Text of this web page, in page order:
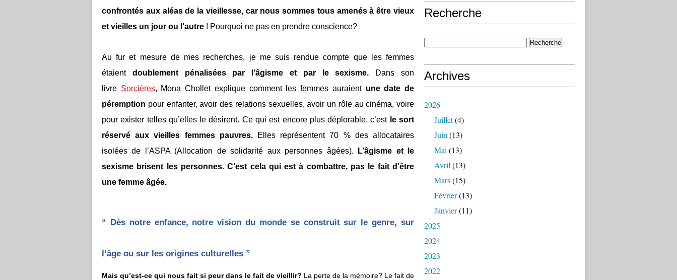
confrontés aux aléas de la vieillesse, car nous sommes tous amenés à être vieux
et vieilles un jour ou l'autre ! Pourquoi ne pas en prendre conscience?
Au fur et mesure de mes recherches, je me suis rendue compte que les femmes
étaient doublement pénalisées par l’âgisme et par le sexisme. Dans son
livre Sorcières, Mona Chollet explique comment les femmes auraient une date de
péremption pour enfanter, avoir des relations sexuelles, avoir un rôle au cinéma, voire
pour exister telles qu’elles le désirent. Ce qui est encore plus déplorable, c’est le sort
réservé aux vieilles femmes pauvres.Elles représentent 70 % des allocataires
isolées de l’ASPA (Allocation de solidarité aux personnes âgées).
L’âgisme et le
sexisme brisent les personnes. C’est cela qui est à combattre, pas le fait d’être
une femme âgée.
“ Dès notre enfance, notre vision du monde se construit sur le genre, sur
l’âge ou sur les origines culturelles ”
Mais qu’est-ce qui nous fait si peur dans le fait de vieillir? La perte de la mémoire? Le fait de
Recherche
Archives
2026
Juillet(4)
Juin (13)
Mai (13)
Avril (13)
Mars(15)
Février(13)
Janvier(11)
2025
2024
2023
2022